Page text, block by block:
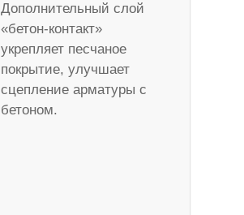
Дополнительный слой
«бетон-контакт»
укрепляет песчаное
покрытие, улучшает
сцепление арматуры с
бетоном.